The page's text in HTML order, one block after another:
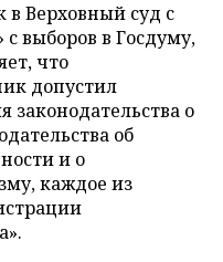
в Верховный суд с
с выборов в Госдуму,
что
допустил
о
об
и о
каждое из